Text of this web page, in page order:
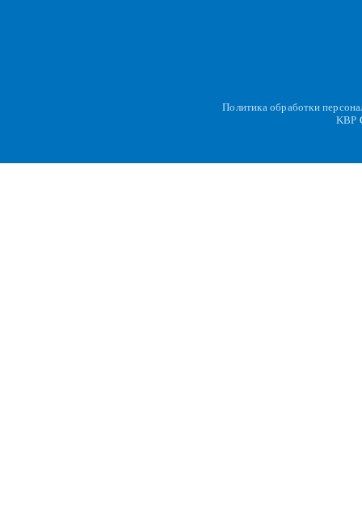
Политика обработки
KBP